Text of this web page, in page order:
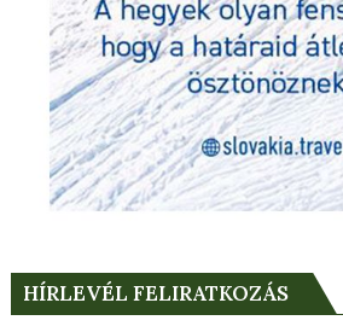
HÍRLEVÉL FELIRATKOZÁS